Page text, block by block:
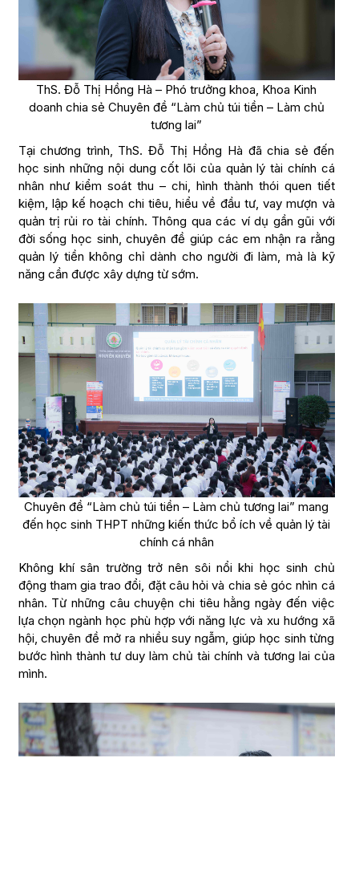
ThS. Đỗ Thị Hồng Hà – Phó trưởng khoa, Khoa Kinh
doanh chia sẻ Chuyên đề “Làm chủ túi tiền – Làm chủ
tương lai”
Tại chương trình, ThS. Đỗ Thị Hồng Hà đã chia sẻ đến
học sinh những nội dung cốt lõi của quản lý tài chính cá
nhân như kiểm soát thu – chi, hình thành thói quen tiết
kiệm, lập kế hoạch chi tiêu, hiểu về đầu tư, vay mượn và
quản trị rủi ro tài chính. Thông qua các ví dụ gần gũi với
đời sống học sinh, chuyên đề giúp các em nhận ra rằng
quản lý tiền không chỉ dành cho người đi làm, mà là kỹ
năng cần được xây dựng từ sớm.
Chuyên đề “Làm chủ túi tiền – Làm chủ tương lai” mang
đến học sinh THPT những kiến thức bổ ích về quản lý tài
chính cá nhân
Không khí sân trường trở nên sôi nổi khi học sinh chủ
động tham gia trao đổi, đặt câu hỏi và chia sẻ góc nhìn cá
nhân. Từ những câu chuyện chi tiêu hằng ngày đến việc
lựa chọn ngành học phù hợp với năng lực và xu hướng xã
hội, chuyên đề mở ra nhiều suy ngẫm, giúp học sinh từng
bước hình thành tư duy làm chủ tài chính và tương lai của
mình.